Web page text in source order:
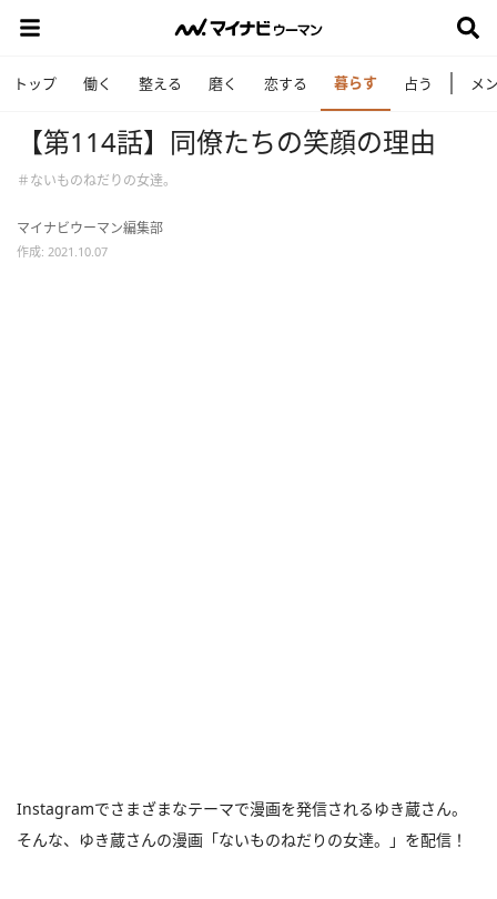
トップ 働く 整える 磨く 恋する 暮らす 占う メ
【第114話】同僚たちの笑顔の理由
＃ないものねだりの女達。
マイナビウーマン編集部
作成: 2021.10.07
Instagramでさまざまなテーマで漫画を発信されるゆき蔵さん。
そんな、ゆき蔵さんの漫画「ないものねだりの女達。」を配信！